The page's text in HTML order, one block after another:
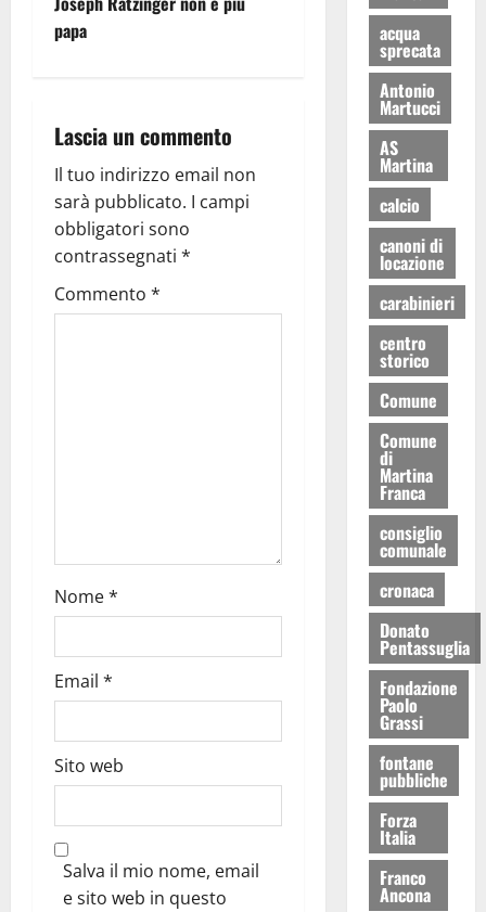
papa
Lascia un commento
Il tuo indirizzo email non
sarà pubblicato. I campi
obbligatori sono
contrassegnati *
Commento *
Nome*
Email *
Sito web
Salva il mio nome, email
e sito web in questo
acqua
sprecata
Antonio
Martucci
AS
Martina
calcio
canoni di
locazione
carabinieri
centro
storico
Comune
Comune
di
Martina
Franca
consiglio
comunale
cronaca
Donato
Pentassuglia
Fondazione
Paolo
Grassi
fontane
pubbliche
Forza
Italia
Franco
Ancona